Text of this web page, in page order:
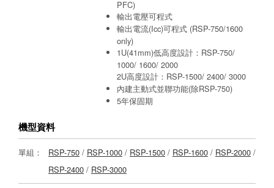
PFC)
輸出電壓可程式
輸出電流(Icc)可程式 (RSP-750/1600
only)
1U(41mm)低高度設計：RSP-750/
1000/ 1600/ 2000
2U高度設計：RSP-1500/ 2400/ 3000
內建主動式並聯功能(除RSP-750)
5年保固期
機型資料
單組： RSP-750 / RSP-1000 / RSP-1500 / RSP-1600 / RSP-2000 /
RSP-2400 / RSP-3000